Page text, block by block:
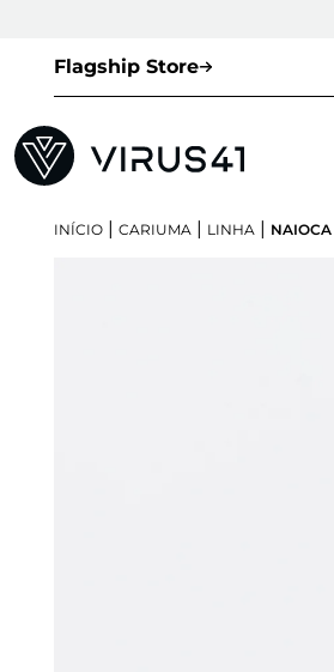
Flagship Store
INÍCIO | CARIUMA | LINHA | NAIOCA